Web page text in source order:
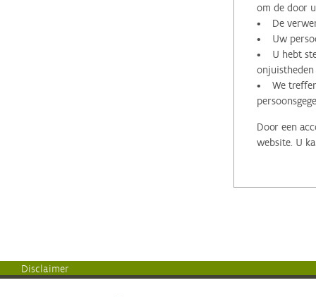
om de door
• De
• Uw
• U hebt
onjuistheden
• We treffen
Door een
website. U
Disclaimer